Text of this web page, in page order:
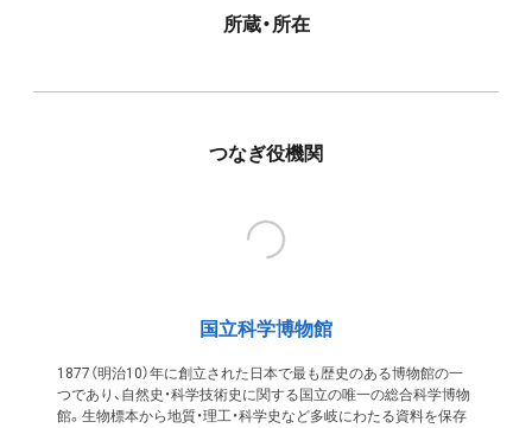
所蔵・所在
つなぎ役機関
国立科学博物館
1877（明治10）年に創立された日本で最も歴史のある博物館の一
つであり、自然史・科学技術史に関する国立の唯一の総合科学博物
館。生物標本から地質・理工・科学史など多岐にわたる資料を保存